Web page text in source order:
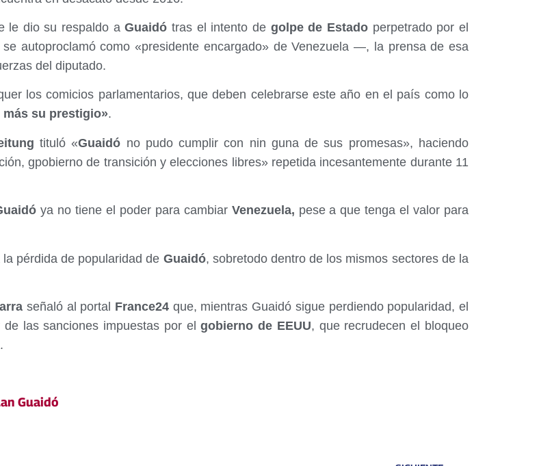
le dio su respaldo aGuaidó tras el intento de golpe de Estado perpetrado por el
autoproclamó como «presidente encargado» de Venezuela —, la prensa de esa
del diputado.
los comicios parlamentarios, que deben celebrarse este año en el país como lo
su prestigio».
tituló «Guaidó no pudo cumplir con nin guna de sus promesas», haciendo
gpobierno de transición y elecciones libres» repetida incesantemente durante 11
ya no tiene el poder para cambiar Venezuela, pese a que tenga el valor para
pérdida de popularidad de Guaidó, sobretodo dentro de los mismos sectores de la
señaló al portal France24que, mientras Guaidó sigue perdiendo popularidad, el
de las sanciones impuestas por elgobierno de EEUU, que recrudecen el bloqueo
Guaidó